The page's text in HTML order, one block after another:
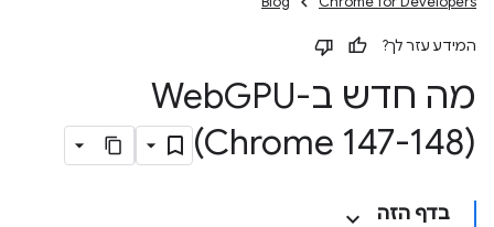
המידע עזר לך?
מה חדש ב-Web
(Chrome 147-148)
בדף הזה